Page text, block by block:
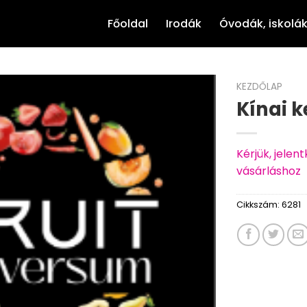
Főoldal Irodák Óvodák, iskolák
KEZDŐLAP
Kínai
Kérjük,
vásárláshoz
Cikkszám: 6281